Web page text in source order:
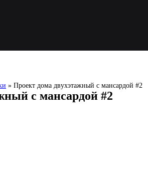
» Проект дома двухэтажный с мансардой #2
с мансардой #2